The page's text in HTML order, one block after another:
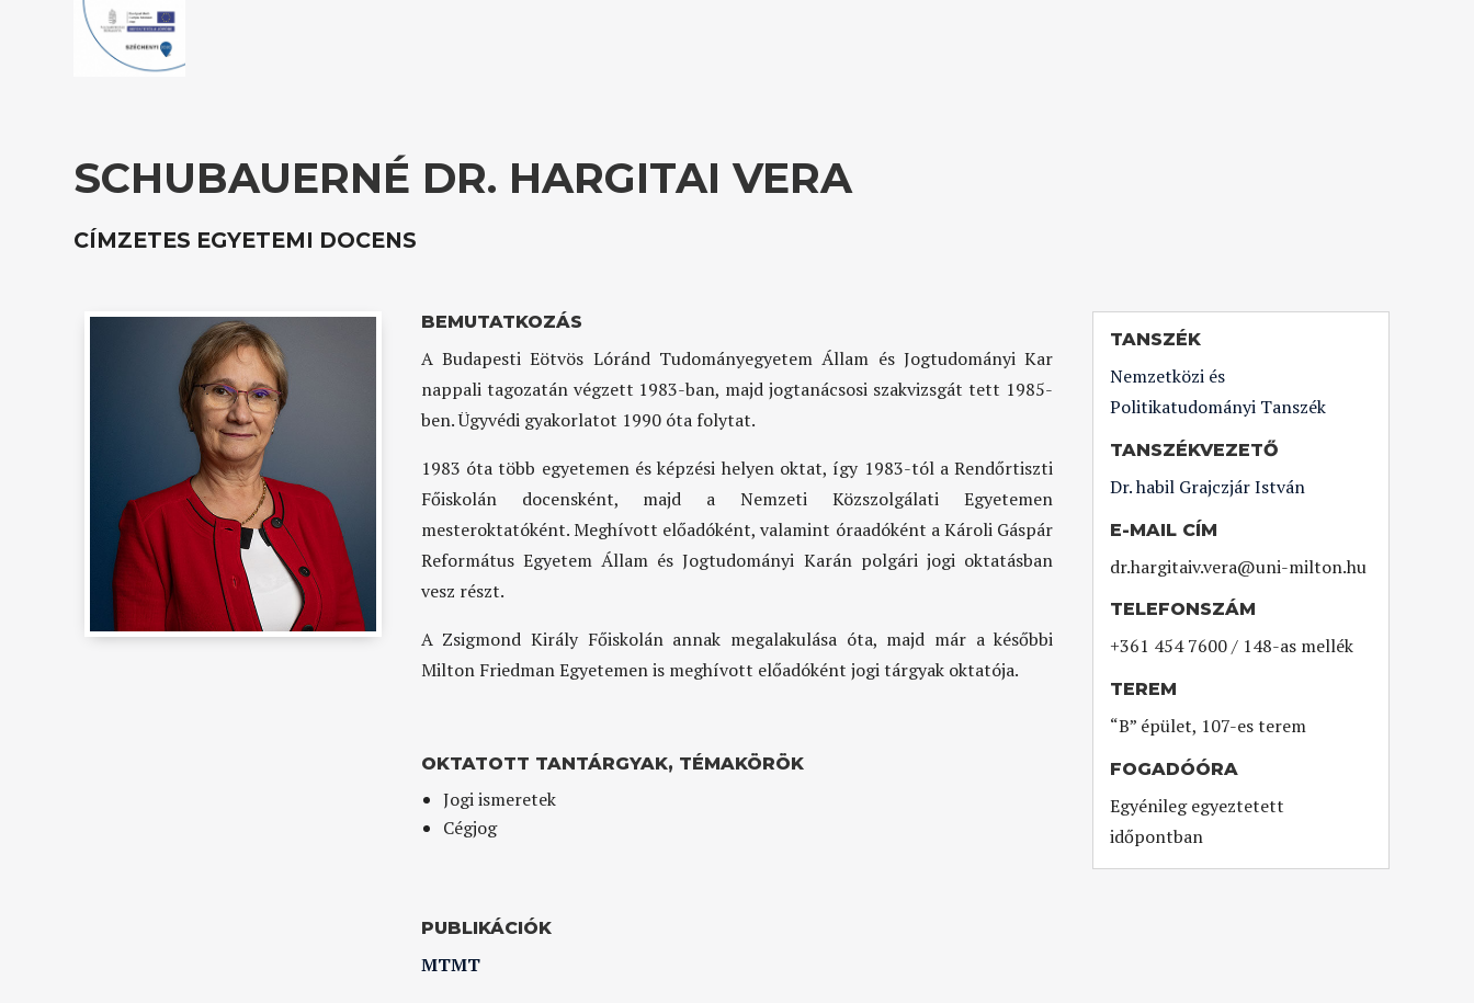
SCHUBAUERNÉ DR. HARGITAI VERA
CÍMZETES EGYETEMI DOCENS
BEMUTATKOZÁS
A Budapesti Eötvös Lóránd Tudományegyetem Állam és Jogtudományi Kar
nappali tagozatán végzett 1983-ban, majd jogtanácsosi szakvizsgát tett 1985-
ben. Ügyvédi gyakorlatot 1990 óta folytat.
1983 óta több egyetemen és képzési helyen oktat, így 1983-tól a Rendőrtiszti
Főiskolán docensként, majd a Nemzeti Közszolgálati Egyetemen
mesteroktatóként. Meghívott előadóként, valamint óraadóként a Károli Gáspár
Református Egyetem Állam és Jogtudományi Karán polgári jogi oktatásban
vesz részt.
A Zsigmond Király Főiskolán annak megalakulása óta, majd már a későbbi
Milton Friedman Egyetemen is meghívott előadóként jogi tárgyak oktatója.
OKTATOTT TANTÁRGYAK, TÉMAKÖRÖK
Jogi ismeretek
Cégjog
PUBLIKÁCIÓK
MTMT
TANSZÉK
Nemzetközi és
Politikatudományi Tanszék
TANSZÉKVEZETŐ
Dr. habil Grajczjár István
E-MAIL CÍM
dr.hargitaiv.vera@uni-milton.hu
TELEFONSZÁM
+361 454 7600 / 148-as mellék
TEREM
“B” épület, 107-es terem
FOGADÓÓRA
Egyénileg egyeztetett
időpontban